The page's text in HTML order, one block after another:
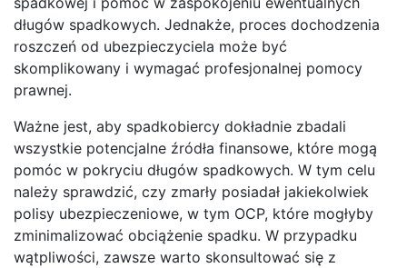
długów spadkowych. Jednakże, proces dochodzenia
roszczeń od ubezpieczyciela może być
skomplikowany i wymagać profesjonalnej pomocy
prawnej.
Ważne jest, aby spadkobiercy dokładnie zbadali
wszystkie potencjalne źródła finansowe, które mogą
pomóc w pokryciu długów spadkowych. W tym celu
należy sprawdzić, czy zmarły posiadał jakiekolwiek
polisy ubezpieczeniowe, w tym OCP, które mogłyby
zminimalizować obciążenie spadku. W przypadku
wątpliwości, zawsze warto skonsultować się z